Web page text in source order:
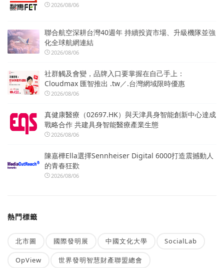
2026/08/06
聯合航空深耕台灣40週年 持續投資市場、升級機隊並強
化全球航網連結
2026/08/06
社群觸及會變，品牌入口要掌握在自己手上：
Cloudmax 匯智推出 .tw／.台灣網域限時優惠
2026/08/06
真健康醫療（02697.HK）與天津具身智能創新中心達成
戰略合作 共建具身智能醫療產業生態
2026/08/06
陳嘉樺Ella選擇Sennheiser Digital 6000打造震撼動人
的青春狂歡
2026/08/06
熱門標籤
北市圖 國際發明展 中國文化大學 SocialLab
OpView 世界發明智慧財產聯盟總會